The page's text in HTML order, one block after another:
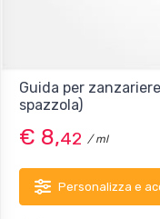
Guida per
spazzola)
€ 8,42 / ml
Personalizza e